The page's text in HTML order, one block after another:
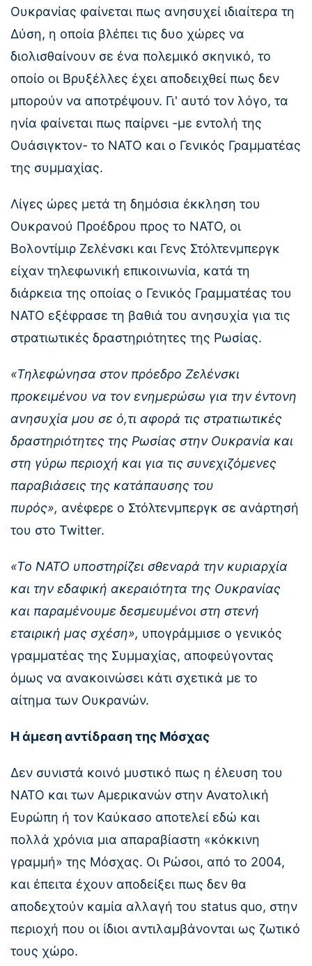
Ουκρανίας φαίνεται πως ανησυχεί ιδιαίτερα τη
Δύση, η οποία βλέπει τις δυο χώρες να
διολισθαίνουν σε ένα πολεμικό σκηνικό, το
οποίο οι Βρυξέλλες έχει αποδειχθεί πως δεν
μπορούν να αποτρέψουν. Γι' αυτό τον λόγο, τα
ηνία φαίνεται πως παίρνει -με εντολή της
Ουάσιγκτον- το ΝΑΤΟ και ο Γενικός Γραμματέας
της συμμαχίας.
Λίγες ώρες μετά τη δημόσια έκκληση του
Ουκρανού Προέδρου προς το ΝΑΤΟ, οι
Βολοντίμιρ Ζελένσκι και Γενς Στόλτενμπεργκ
είχαν τηλεφωνική επικοινωνία, κατά τη
διάρκεια της οποίας ο Γενικός Γραμματέας του
ΝΑΤΟ εξέφρασε τη βαθιά του ανησυχία για τις
στρατιωτικές δραστηριότητες της Ρωσίας.
«Τηλεφώνησα στον πρόεδρο Ζελένσκι
προκειμένου να τον ενημερώσω για την έντονη
ανησυχία μου σε ό,τι αφορά τις στρατιωτικές
δραστηριότητες της Ρωσίας στην Ουκρανία και
στη γύρω περιοχή και για τις συνεχιζόμενες
παραβιάσεις της κατάπαυσης του
πυρός», ανέφερε ο Στόλτενμπεργκ σε ανάρτησή
του στο Twitter.
«Το ΝΑΤΟ υποστηρίζει σθεναρά την κυριαρχία
και την εδαφική ακεραιότητα της Ουκρανίας
και παραμένουμε δεσμευμένοι στη στενή
εταιρική μας σχέση», υπογράμμισε ο γενικός
γραμματέας της Συμμαχίας, αποφεύγοντας
όμως να ανακοινώσει κάτι σχετικά με το
αίτημα των Ουκρανών.
Η άμεση αντίδραση της Μόσχας
Δεν συνιστά κοινό μυστικό πως η έλευση του
ΝΑΤΟ και των Αμερικανών στην Ανατολική
Ευρώπη ή τον Καύκασο αποτελεί εδώ και
πολλά χρόνια μια απαραβίαστη «κόκκινη
γραμμή» της Μόσχας. Οι Ρώσοι, από το 2004,
και έπειτα έχουν αποδείξει πως δεν θα
αποδεχτούν καμία αλλαγή του status quo, στην
περιοχή που οι ίδιοι αντιλαμβάνονται ως ζωτικό
τους χώρο.